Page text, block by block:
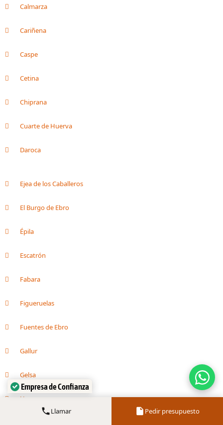
Calmarza
Cariñena
Caspe
Cetina
Chiprana
Cuarte de Huerva
Daroca
Ejea de los Caballeros
El Burgo de Ebro
Épila
Escatrón
Fabara
Figueruelas
Fuentes de Ebro
Gallur
Gelsa
Huesca
Llamar Pedir presupuesto
Empresa de Confianza
Verificado por:Trustindex